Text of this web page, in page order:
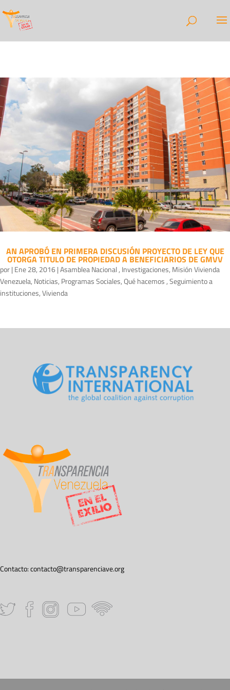
AN APROBÓ EN PRIMERA DISCUSIÓN PROYECTO DE LEY QUE
OTORGA TITULO DE PROPIEDAD A BENEFICIARIOS DE GMVV
por| Ene 28, 2016|Asamblea Nacional , Investigaciones, Misión Vivienda
Venezuela, Noticias, Programas Sociales,Qué hacemos ,Seguimiento a
instituciones,Vivienda
Contacto:contacto@transparenciave.org